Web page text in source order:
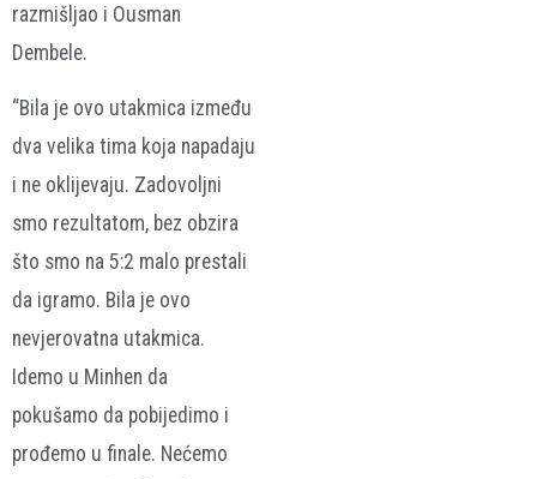
razmišljao i Ousman
Dembele.
“Bila je ovo utakmica između
dva velika tima koja napadaju
i ne oklijevaju. Zadovoljni
smo rezultatom, bez obzira
što smo na 5:2 malo prestali
da igramo. Bila je ovo
nevjerovatna utakmica.
Idemo u Minhen da
pokušamo da pobijedimo i
prođemo u finale. Nećemo